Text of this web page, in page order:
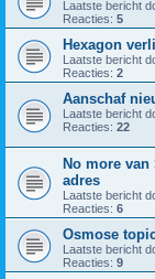
Laatste bericht
Reacties: 5
Hexagon
Laatste bericht
Reacties: 2
Aanschaf
Laatste bericht
Reacties: 22
No more
adres
Laatste bericht
Reacties: 6
Osmose
Laatste bericht
Reacties: 9